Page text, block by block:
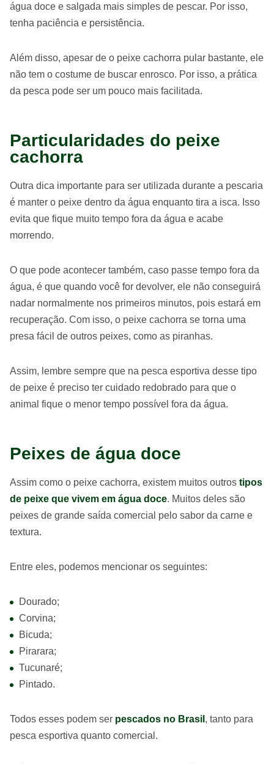
água doce e salgada mais simples de pescar. Por isso,
tenha paciência e persistência.
Além disso, apesar de o peixe cachorra pular bastante, ele
não tem o costume de buscar enrosco. Por isso, a prática
da pesca pode ser um pouco mais facilitada.
Particularidades do peixe
cachorra
Outra dica importante para ser utilizada durante a pescaria
é manter o peixe dentro da água enquanto tira a isca. Isso
evita que fique muito tempo fora da água e acabe
morrendo.
O que pode acontecer também, caso passe tempo fora da
água, é que quando você for devolver, ele não conseguirá
nadar normalmente nos primeiros minutos, pois estará em
recuperação. Com isso, o peixe cachorra se torna uma
presa fácil de outros peixes, como as piranhas.
Assim, lembre sempre que na pesca esportiva desse tipo
de peixe é preciso ter cuidado redobrado para que o
animal fique o menor tempo possível fora da água.
Peixes de água doce
Assim como o peixe cachorra, existem muitos outros tipos
de peixe que vivem em água doce. Muitos deles são
peixes de grande saída comercial pelo sabor da carne e
textura.
Entre eles, podemos mencionar os seguintes:
Dourado;
Corvina;
Bicuda;
Pirarara;
Tucunaré;
Pintado.
Todos esses podem ser pescados no Brasil , tanto para
pesca esportiva quanto comercial.